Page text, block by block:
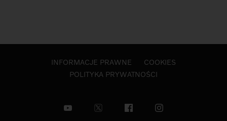
INFORMACJE PRAWNE
COOKIES
POLITYKA PRYWATNOŚCI